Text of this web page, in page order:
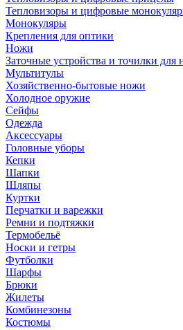
Тепловизоры и цифровые
Монокуляры
Крепления для оптики
Ножи
Заточные устройства и точилки для
Мультитулы
Хозяйственно-бытовые ножи
Холодное оружие
Сейфы
Одежда
Аксессуары
Головные уборы
Кепки
Шапки
Шляпы
Куртки
Перчатки и варежки
Ремни и подтяжки
Термобельё
Носки и гетры
Футболки
Шарфы
Брюки
Жилеты
Комбинезоны
Костюмы